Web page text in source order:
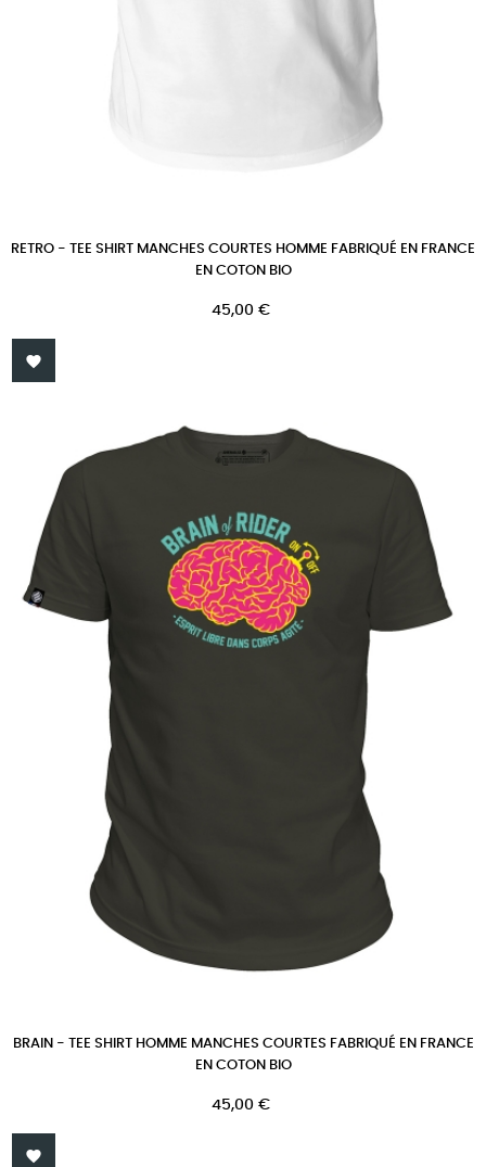
RETRO - TEE SHIRT MANCHES COURTES HOMME FABRIQUÉ EN FRANCE
EN COTON BIO
Prix
45,00 €

BRAIN - TEE SHIRT HOMME MANCHES COURTES FABRIQUÉ EN FRANCE
EN COTON BIO
Prix
45,00 €
